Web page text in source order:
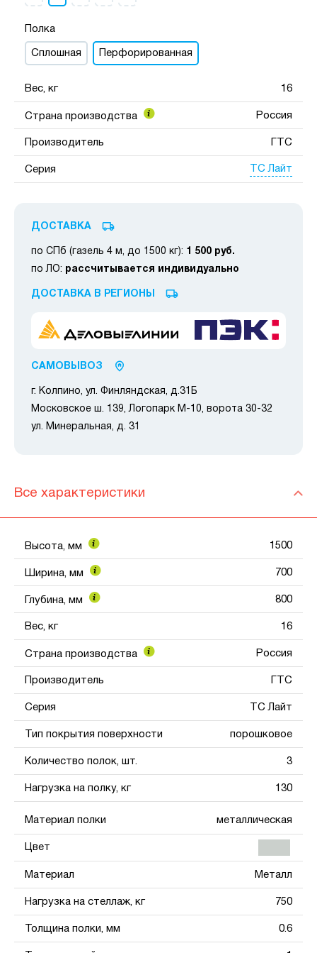
Полка
Сплошная Перфорированная
Вес, кг 16
Страна производства Россия
Производитель ГТС
Серия ТС Лайт
ДОСТАВКА
по СПб (газель 4 м, до 1500 кг): 1 500 руб.
по ЛО: рассчитывается индивидуально
ДОСТАВКА В РЕГИОНЫ
САМОВЫВОЗ
г. Колпино, ул. Финляндская, д.31Б
Московское ш. 139, Логопарк М-10, ворота 30-32
ул. Минеральная, д. 31
Все характеристики
Высота, мм 1500
Ширина, мм 700
Глубина, мм 800
Вес, кг 16
Страна производства Россия
Производитель ГТС
Серия ТС Лайт
Тип покрытия поверхности порошковое
Количество полок, шт. 3
Нагрузка на полку, кг 130
Материал полки металлическая
Цвет
Материал Металл
Нагрузка на стеллаж, кг 750
Толщина полки, мм 0.6